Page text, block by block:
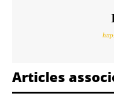
Articles